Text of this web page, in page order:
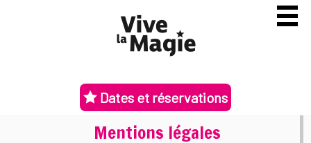
Dates et réservations
Mentions légales